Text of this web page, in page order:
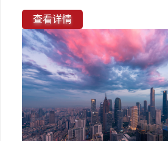
查看详情